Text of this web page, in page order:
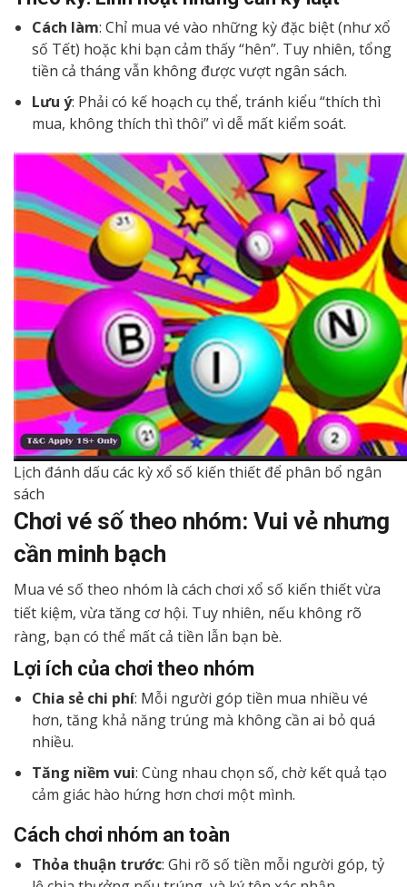
Cách làm: Chỉ mua vé vào những kỳ đặc biệt (như xổ
số Tết) hoặc khi bạn cảm thấy “hên”. Tuy nhiên, tổng
tiền cả tháng vẫn không được vượt ngân sách.
Lưu ý: Phải có kế hoạch cụ thể, tránh kiểu “thích thì
mua, không thích thì thôi” vì dễ mất kiểm soát.
Lịch đánh dấu các kỳ xổ số kiến thiết để phân bổ ngân
sách
Chơi vé số theo nhóm: Vui vẻ nhưng
cần minh bạch
Mua vé số theo nhóm là cách chơi xổ số kiến thiết vừa
tiết kiệm, vừa tăng cơ hội. Tuy nhiên, nếu không rõ
ràng, bạn có thể mất cả tiền lẫn bạn bè.
Lợi ích của chơi theo nhóm
Chia sẻ chi phí: Mỗi người góp tiền mua nhiều vé
hơn, tăng khả năng trúng mà không cần ai bỏ quá
nhiều.
Tăng niềm vui: Cùng nhau chọn số, chờ kết quả tạo
cảm giác hào hứng hơn chơi một mình.
Cách chơi nhóm an toàn
Thỏa thuận trước: Ghi rõ số tiền mỗi người góp, tỷ